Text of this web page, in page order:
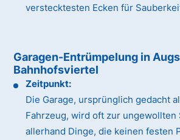
verstecktesten Ecken für
Garagen-Entrümpelung in
Bahnhofsviertel
Zeitpunkt:
Die Garage, ursprünglich gedacht
Fahrzeug, wird oft zur ungewollten
allerhand Dinge, die keinen festen